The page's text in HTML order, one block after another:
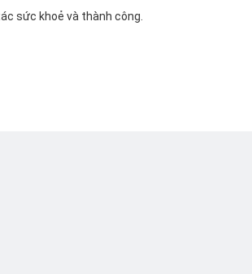
sức khoẻ và thành công.